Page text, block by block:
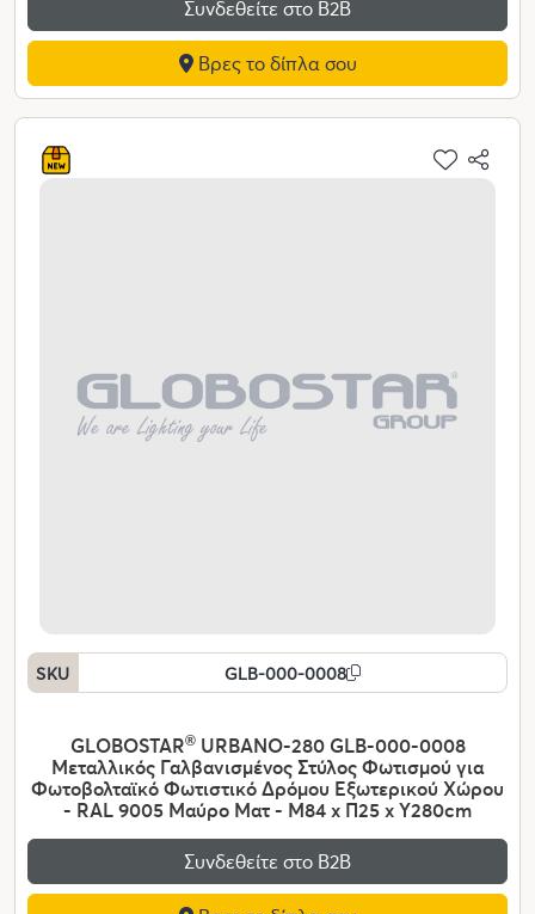
Συνδεθείτε στο Β2Β
Βρες το δίπλα σου
SKU GLB-000-0008
GLOBOSTAR®URBANO-280 GLB-000-0008
Μεταλλικός Γαλβανισμένος Στύλος Φωτισμού για
Φωτοβολταϊκό Φωτιστικό Δρόμου Εξωτερικού Χώρου
- RAL 9005 Μαύρο Ματ - Μ84 x Π25 x Υ280cm
Συνδεθείτε στο Β2Β